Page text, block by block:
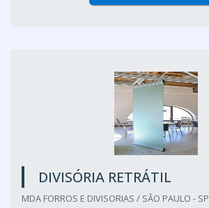
DIVISÓRIA RETRÁTIL
MDA FORROS E DIVISORIAS / SÃO PAULO - SP